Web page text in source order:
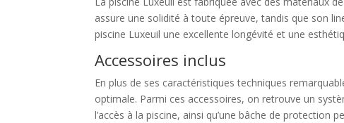
assure une solidité à toute épreuve, tandis que son
piscine Luxeuil une excellente longévité et une
Accessoires inclus
En plus de ses caractéristiques techniques
optimale. Parmi ces accessoires, on retrouve un
l’accès à la piscine, ainsi qu’une bâche de protection